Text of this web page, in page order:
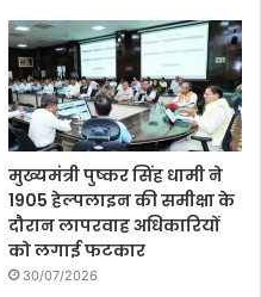
मुख्यमंत्री पुष्कर सिंह धामी ने
1905 हेल्पलाइन की समीक्षा के
दौरान लापरवाह अधिकारियों
को लगाई फटकार
30/07/2026